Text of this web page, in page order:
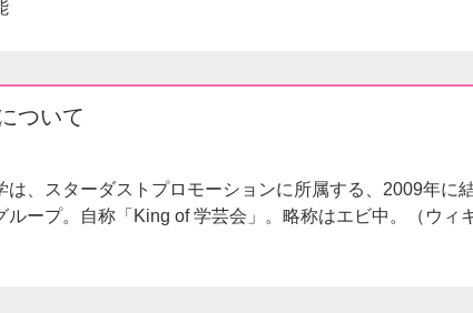
ついて
は、スターダストプロモーションに所属する、2009年に
ループ。自称「King of 学芸会」。略称はエビ中。（ウィ